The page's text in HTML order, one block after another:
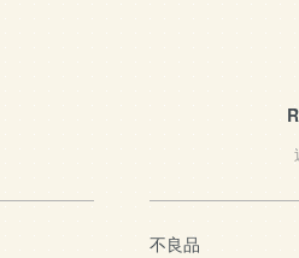
不良品